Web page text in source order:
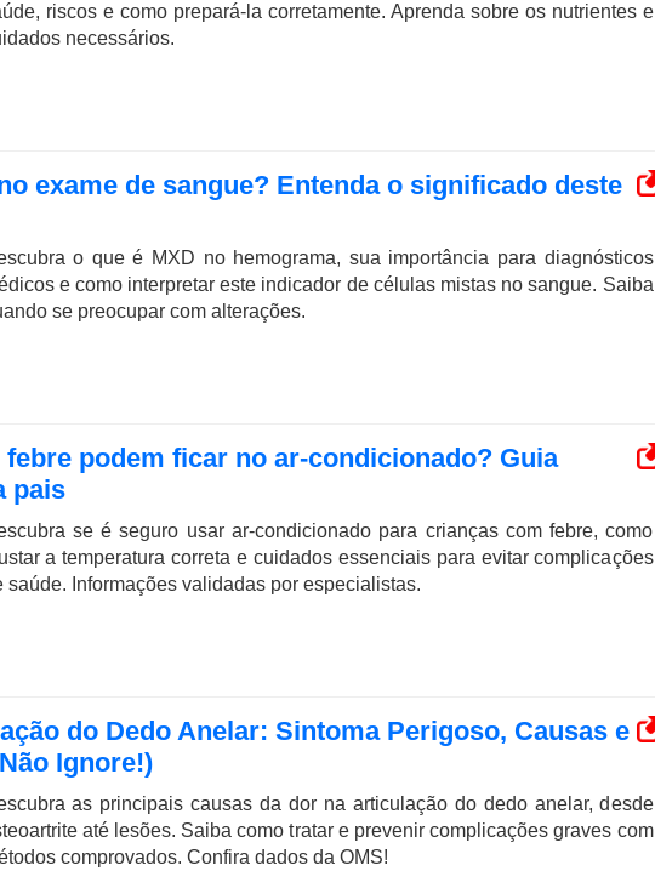
riscos e como prepará-la corretamente. Aprenda sobre os nutrientes e
necessários.
exame de sangue? Entenda o significado deste
o que é MXD no hemograma, sua importância para diagnósticos
e como interpretar este indicador de células mistas no sangue. Saiba
se preocupar com alterações.
podem ficar no ar-condicionado? Guia
pais
se é seguro usar ar-condicionado para crianças com febre, como
a temperatura correta e cuidados essenciais para evitar complicações
saúde. Informações validadas por especialistas.
do Dedo Anelar: Sintoma Perigoso, Causas e
Ignore!)
as principais causas da dor na articulação do dedo anelar, desde
até lesões. Saiba como tratar e prevenir complicações graves com
comprovados. Confira dados da OMS!